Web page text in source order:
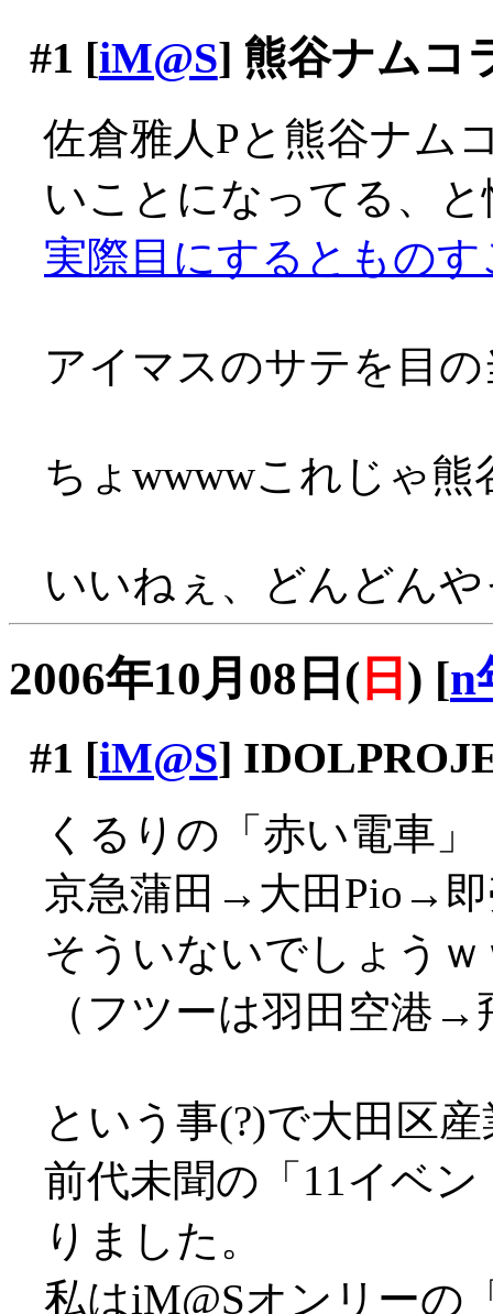
#1 [iM@S] 熊谷ナムコ
佐倉雅人Pと熊谷ナム
いことになってる、
実際目にするともの
アイマスのサテを目
ちょwwwwこれじゃ
いいねぇ、どんどん
2006年10月08日( 日 ) [n
#1 [iM@S]
くるりの「赤い電車
京急蒲田→大田Pio→即
そういないでしょうｗ
（フツーは羽田空港
という事(?)で大田区
前代未聞の「11イベ
りました。
私はiM@Sオンリーの